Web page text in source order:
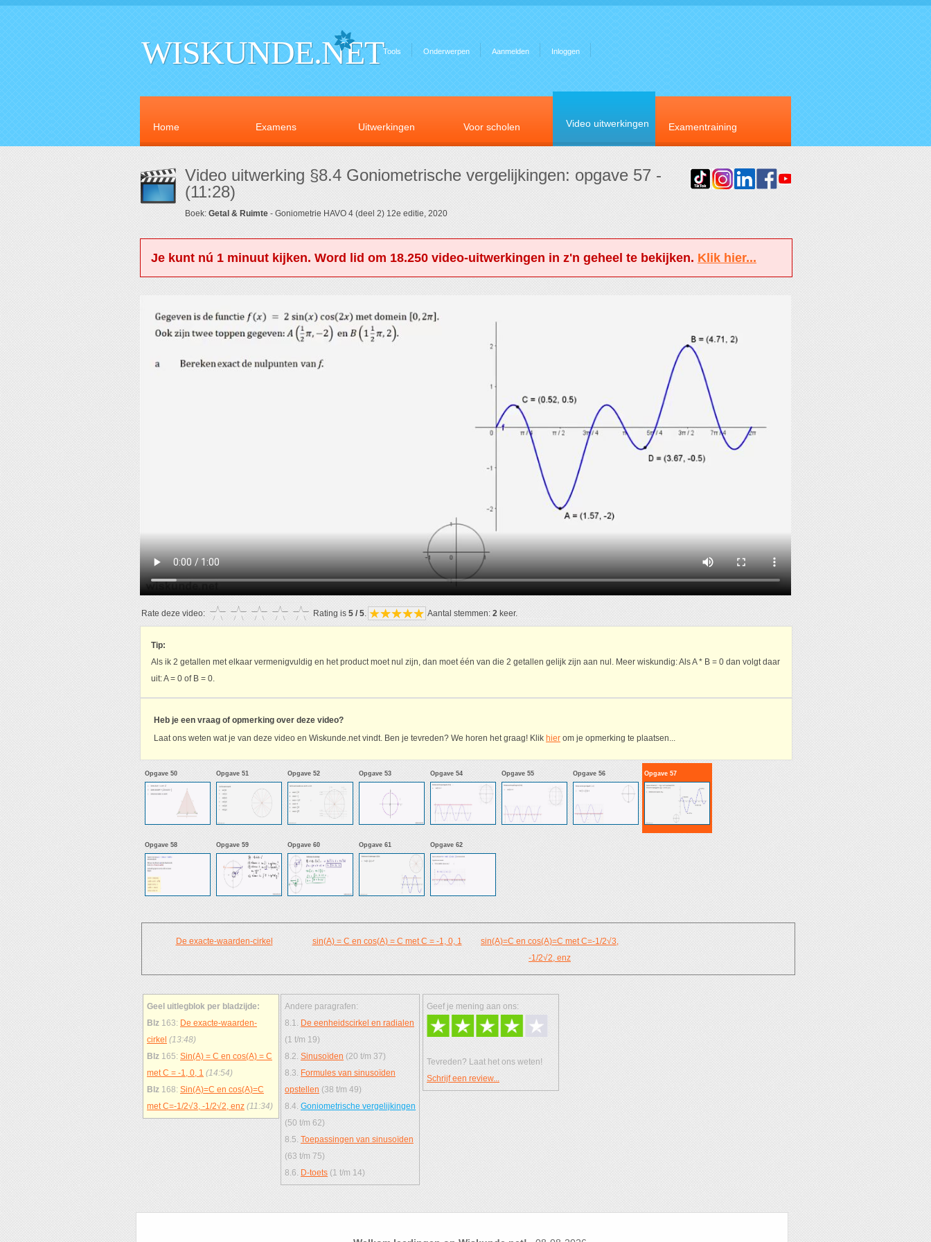
WISKUNDE.NETTools Onderwerpen Aanmelden Inloggen
Home Examens Uitwerkingen Voor scholen Video uitwerkingen Examentraining
Video uitwerking §8.4 Goniometrische vergelijkingen: opgave 57 -
(11:28)
Boek: Getal & Ruimte - Goniometrie HAVO 4 (deel 2) 12e editie, 2020
Je kunt nú 1 minuut kijken. Word lid om 18.250 video-uitwerkingen in z'n geheel te bekijken. Klik hier...
Rate deze video: Rating is 5 / 5 Aantal stemmen: 2 keer.
Tip:
Als ik 2 getallen met elkaar vermenigvuldig en het product moet nul zijn, dan moet één van die 2 getallen gelijk zijn aan nul. Meer wiskundig: Als A * B = 0 dan volgt daar
uit: A = 0 of B = 0.
Heb je een vraag of opmerking over deze video?
Laat ons weten wat je van deze video en Wiskunde.net vindt. Ben je tevreden? We horen het graag! Klik hier om je opmerking te plaatsen...
Opgave 50 Opgave 51 Opgave 52 Opgave 53 Opgave 54 Opgave 55 Opgave 56 Opgave 57
Opgave 58 Opgave 59 Opgave 60 Opgave 61 Opgave 62
De exacte-waarden-cirkel sin(A) = C en cos(A) = C met C = -1, 0, 1
sin(A)=C en cos(A)=C met C=-1/2√3,
-1/2√2, enz
Geel uitlegblok per bladzijde:
Blz 163: De exacte-waarden-
cirkel (13:48)
Blz 165: Sin(A) = C en cos(A) = C
met C = -1, 0, 1 (14:54)
Blz 168: Sin(A)=C en cos(A)=C
met C=-1/2√3, -1/2√2, enz (11:34)
Andere paragrafen:
8.1. De eenheidscirkel en radialen
(1 t/m 19)
8.2. Sinusoïden (20 t/m 37)
8.3. Formules van sinusoïden
opstellen (38 t/m 49)
8.4. Goniometrische vergelijkingen
(50 t/m 62)
8.5. Toepassingen van sinusoïden
(63 t/m 75)
8.6. D-toets (1 t/m 14)
Geef je mening aan ons:
Tevreden? Laat het ons weten!
Schrijf een review...